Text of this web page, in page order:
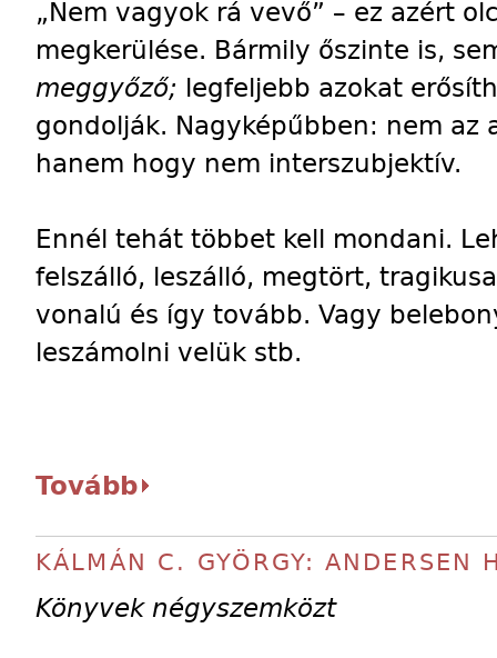
„Nem vagyok rá vevő” – ez azért
megkerülése. Bármily őszinte is,
meggyőző; legfeljebb azokat
gondolják. Nagyképűbben: nem az
hanem hogy nem interszubjektív.
Ennél tehát többet kell mondani.
felszálló, leszálló, megtört,
vonalú és így tovább. Vagy
leszámolni velük stb.
Tovább
KÁLMÁN C. GYÖRGY: ANDERSEN
Könyvek négyszemközt